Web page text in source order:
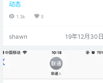
模块 例子假设您的MPU-6050的地
址是0x68，您可以这样读取加速计
8） >>>加速计数据=传感器。获取
ython版本，python smb…
动态
1.3k 0
shawn 19年12月30日